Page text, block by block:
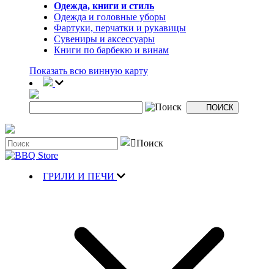
Одежда, книги и стиль
Одежда и головные уборы
Фартуки, перчатки и рукавицы
Сувениры и аксессуары
Книги по барбекю и винам
Показать всю винную карту
ГРИЛИ И ПЕЧИ